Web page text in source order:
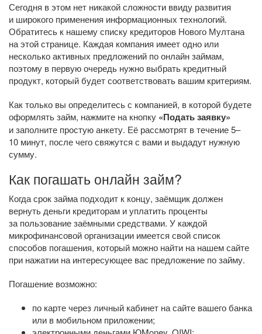
Сегодня в этом нет никакой сложности ввиду развития
и широкого применения информационных технологий.
Обратитесь к нашему списку кредиторов Нового Мултана
на этой странице. Каждая компания имеет одно или
несколько активных предложений по онлайн займам,
поэтому в первую очередь нужно выбрать кредитный
продукт, который будет соответствовать вашим критериям.
Как только вы определитесь с компанией, в которой будете
оформлять займ, нажмите на кнопку «Подать заявку»
и заполните простую анкету. Её рассмотрят в течение 5–
10 минут, после чего свяжутся с вами и выдадут нужную
сумму.
Как погашать онлайн займ?
Когда срок займа подходит к концу, заёмщик должен
вернуть деньги кредиторам и уплатить проценты
за пользование заёмными средствами. У каждой
микрофинансовой организации имеется свой список
способов погашения, который можно найти на нашем сайте
при нажатии на интересующее вас предложение по займу.
Погашение возможно:
по карте через личный кабинет на сайте вашего банка
или в мобильном приложении;